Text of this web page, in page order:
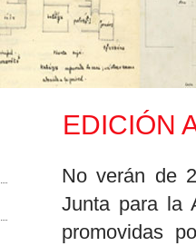
EDICIÓN
No verán de
Junta para la
promovidas